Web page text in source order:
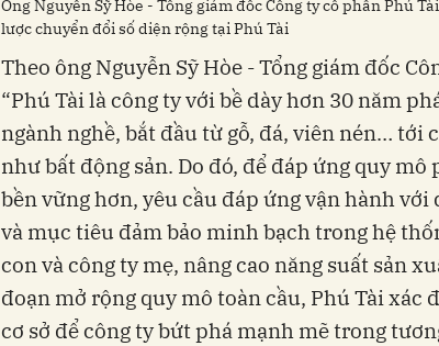
Ông Nguyễn Sỹ Hòe - Tổng giám đốc Công ty cổ phần Phú
lược chuyển đổi số diện rộng tại Phú Tài
Theo ông Nguyễn Sỹ Hòe - Tổng giám đốc
“Phú Tài là công ty với bề dày hơn 30 năm
ngành nghề, bắt đầu từ gỗ, đá, viên nén… tới
như bất động sản. Do đó, để đáp ứng quy
bền vững hơn, yêu cầu đáp ứng vận hành với
và mục tiêu đảm bảo minh bạch trong hệ
con và công ty mẹ, nâng cao năng suất sản
đoạn mở rộng quy mô toàn cầu, Phú Tài xác
cơ sở để công ty bứt phá mạnh mẽ trong